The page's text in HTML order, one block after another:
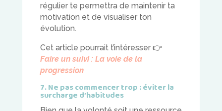
régulier te permettra de maintenir ta
motivation et de visualiser ton
évolution.
Cet article pourrait t’intéresser 👉
Faire un suivi : La voie de la
progression
7. Ne pas commencer trop : éviter la
surcharge d’habitudes